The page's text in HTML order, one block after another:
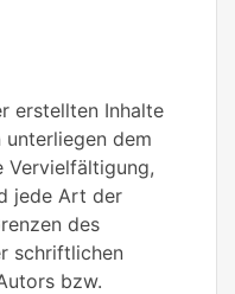
erstellten Inhalte
unterliegen dem
Vervielfältigung,
jede Art der
des
schriftlichen
bzw.